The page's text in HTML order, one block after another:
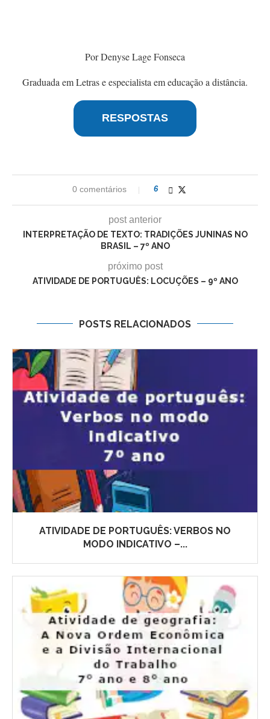
Por Denyse Lage Fonseca
Graduada em Letras e especialista em educação a distância.
RESPOSTAS
0 comentários 6
post anterior
INTERPRETAÇÃO DE TEXTO: TRADIÇÕES JUNINAS NO
BRASIL – 7º ANO
próximo post
ATIVIDADE DE PORTUGUÊS: LOCUÇÕES – 9º ANO
POSTS RELACIONADOS
ATIVIDADE DE PORTUGUÊS: VERBOS NO
MODO INDICATIVO –...